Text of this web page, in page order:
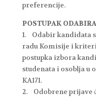
preferencije.
POSTUPAK
1. Odabir kandidata
radu Komisije i
postupka izbora
studenata i osoblja u
KA171.
2. Odobrene prijave